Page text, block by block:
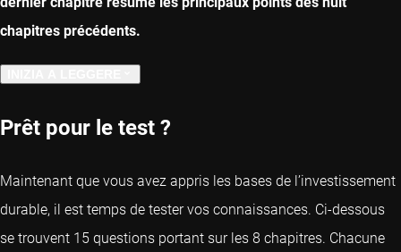
chapitres précédents.
CAPITOLO PRECEDENTE
Prêt pour le test ?
Maintenant que vous avez appris les bases de l’investissement
durable, il est temps de tester vos connaissances. Ci-dessous
se trouvent 15 questions portant sur les 8 chapitres. Chacune